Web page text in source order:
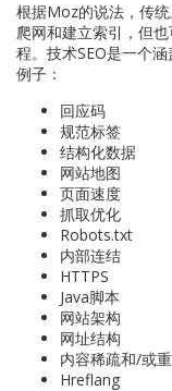
根据Moz的说法，传统
爬网和建立索引，但
程。技术SEO是一个
例子：
回应码
规范标签
结构化数据
网站地图
页面速度
抓取优化
Robots.txt
内部连结
HTTPS
Java脚本
网站架构
网址结构
内容稀疏和/或
Hreflang